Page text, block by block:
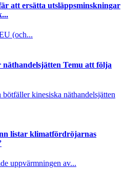
att ersätta utsläppsminskningar
(och...
näthandelsjätten Temu att följa
kinesiska näthandelsjätten
listar klimatfördröjarnas
uppvärmningen av...